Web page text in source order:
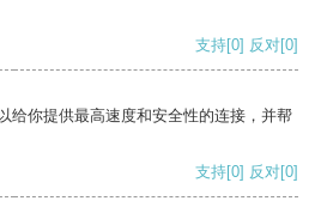
支持[0] 反对[0]
给你提供最高速度和安全性的连接，并帮
支持[0] 反对[0]